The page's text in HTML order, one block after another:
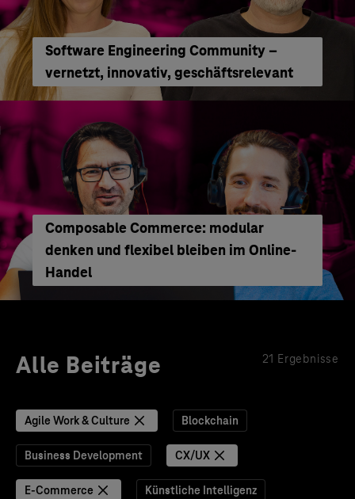
Software Engineering Community –
vernetzt, innovativ, geschäftsrelevant
Composable Commerce: modular
denken und flexibel bleiben im Online-
Handel
Alle Beiträge 21 Ergebnisse
Agile Work & Culture Blockchain
Business Development CX/UX
E-Commerce Künstliche Intelligenz